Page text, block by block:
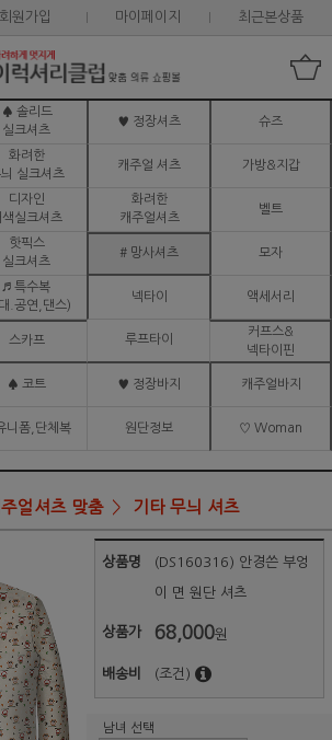
회원가입 마이페이지 최근본상품
♠ 솔리드
실크셔츠
♥ 정장셔츠 슈즈
화려한
실크셔츠
캐주얼 셔츠 가방&지갑
디자인
색실크셔츠
화려한
캐주얼셔츠
벨트
핫픽스
실크셔츠
# 망사셔츠 모자
♬ 특수복
.공연,댄스)
넥타이 액세서리
스카프 루프타이
커프스&
넥타이핀
♠ 코트 ♥ 정장바지 캐주얼바지
니폼,단체복 원단정보 ♡ Woman
얼셔츠 맞춤 기타 무늬 셔츠
상품명 (DS160316) 안경쓴 부엉
이 면 원단 셔츠
상품가 68,000원
배송비 (조건)
남녀 선택